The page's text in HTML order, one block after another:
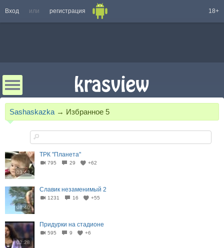
Вход или регистрация 18+
Sashaskazka → Избранное 5
03:43
ТРК "Планета"
795 29 +62
08:40
Славик незаменимый 2
1231 16 +55
02:28
Придурки на стадионе
595 9 +6